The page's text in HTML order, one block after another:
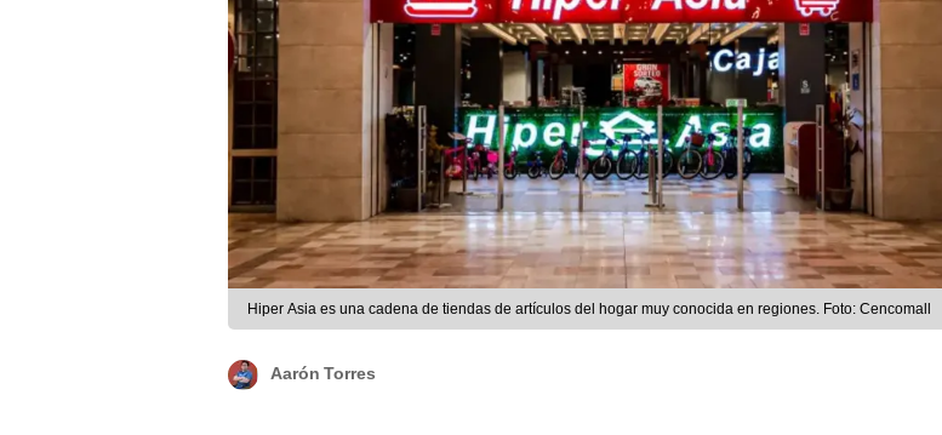
Hiper Asia es una cadena de tiendas de artículos del hogar muy conocida en regiones. Foto: Cencomall
Aarón Torres